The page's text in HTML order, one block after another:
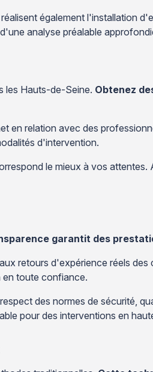
également l'installation
analyse préalable
les Hauts-de-Seine. Obtenez
en relation avec des
d'intervention.
le mieux à vos
garantit des
retours d'expérience réels
en toute confiance.
des normes de sécurité,
pour des interventions en